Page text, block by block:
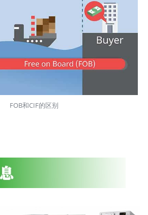
FOB和CIF的区别